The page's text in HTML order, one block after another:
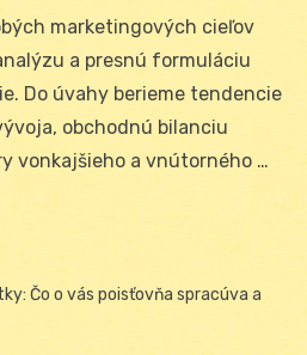
marketingových cieľov
a presnú formuláciu
Do úvahy berieme tendencie
obchodnú bilanciu
vonkajšieho a vnútorného …
Čo o vás poisťovňa spracúva a